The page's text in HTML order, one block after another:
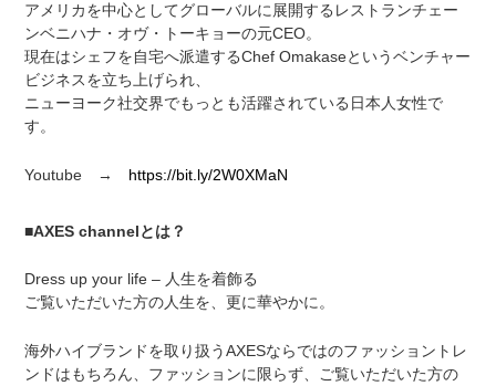
アメリカを中心としてグローバルに展開するレストランチェー
ンベニハナ・オヴ・トーキョーの元CEO。
現在はシェフを自宅へ派遣するChef Omakaseというベンチャー
ビジネスを立ち上げられ、
ニューヨーク社交界でもっとも活躍されている日本人女性で
す。
Youtube → https://bit.ly/2W0XMaN
■AXES channelとは？
Dress up your life – 人生を着飾る
ご覧いただいた方の人生を、更に華やかに。
海外ハイブランドを取り扱うAXESならではのファッショントレ
ンドはもちろん、ファッションに限らず、ご覧いただいた方の